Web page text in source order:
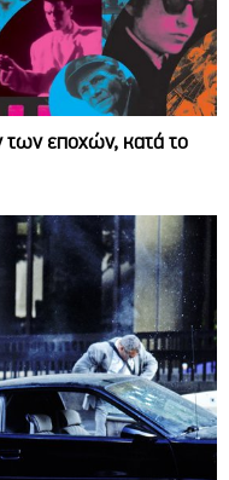
των εποχών, κατά το